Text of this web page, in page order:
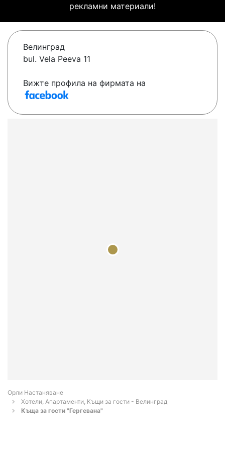
рекламни материали!
Велинград
bul. Vela Peeva 11
Вижте профила на фирмата на
Орли Настаняване
Хотели, Апартаменти, Къщи за гости - Велинград
Къща за гости "Гергевана"